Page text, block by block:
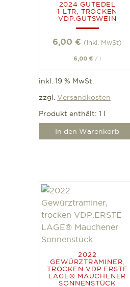
2024 GUTEDEL
1 LTR, TROCKEN
VDP.GUTSWEIN
6,00 € (inkl. MwSt)
6,00 € /
inkl. 19 % MwSt.
zzgl. Versandkosten
Produkt enthält: 1 l
In den Warenkorb
2022
GEWÜRZTRAMINER,
TROCKEN VDP.ERSTE
LAGE® MAUCHENER
SONNENSTÜCK